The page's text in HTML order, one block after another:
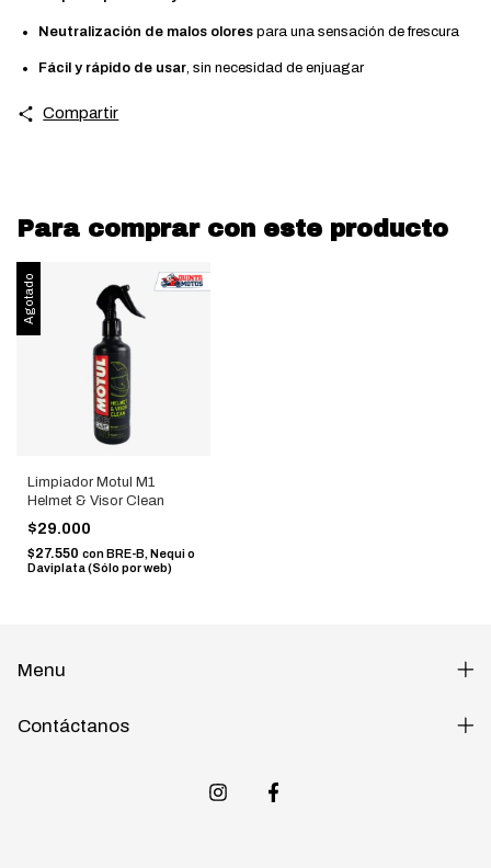
Neutralización de malos olores para una sensación de frescura
Fácil y rápido de usar, sin necesidad de enjuagar
Compartir
Para comprar con este producto
Agotado
Limpiador Motul M1
Helmet & Visor Clean
$29.000
$27.550 con BRE-B, Nequi o
Daviplata (Sólo por web)
Menu
Contáctanos